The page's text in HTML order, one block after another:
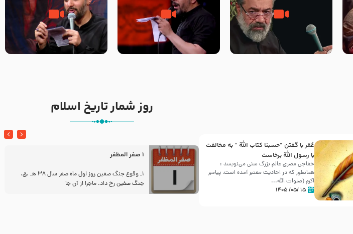
مادر منم مثل تو خمیدم – حاج
محمود کریمی – شهادت حضرت
تک ، عبّاس، صاحب دل‌هاست –
حاج حنیف طاهری – عزاداری شب
من غلام نوکراتم من عاشق
کربلاتم – شور زمینه – شب هفتم
عُمَر با گفتن “حسبنا كتاب اللّه ” به مخالفت
با رسول اللّه برخاست
خفاجی مصری عالم بزرگ سنی می‌نویسد :
همانطور که در احادیث معتبر آمده است، پیامبر
اکرم (صلوات اللّه...
۱۵ /۰۵/ ۱۴۰۵
روز شمار تاریخ اسلام
30 صفر المظفر
شهادت حضرت علی بن موسی الرضا (علیه السلام) در روز
آخـر صفر سـال 203 هـ .ق. هشـتمین اختر تابناک امامت
1 صفر المظفر
1ـ وقوع جنگ صفین روز اول ماه صفر سال 38 هـ .ق.
جنگ صفین رخ داد. ماجرا از آن جا